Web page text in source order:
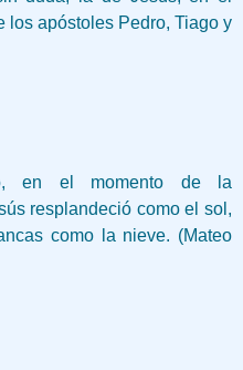
los apóstoles Pedro, Tiago y
en el momento de la
resplandeció como el sol,
como la nieve. (Mateo